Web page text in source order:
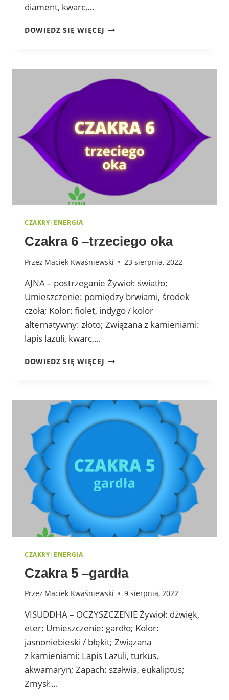
diament, kwarc,…
DOWIEDZ SIĘ WIĘCEJ CZAKRA
CZAKRY| ENERGIA
Czakra 6 –trzeciego oka
Przez Maciek Kwaśniewski 23 sierpnia, 2022
AJNA – postrzeganie Żywioł: światło;
Umieszczenie: pomiędzy brwiami, środek
czoła; Kolor: fiolet, indygo / kolor
alternatywny: złoto; Związana z kamieniami:
lapis lazuli, kwarc,…
DOWIEDZ SIĘ WIĘCEJ CZAKRA
OKA
CZAKRY| ENERGIA
Czakra 5 –gardła
Przez Maciek Kwaśniewski 9 sierpnia, 2022
VISUDDHA – OCZYSZCZENIE Żywioł: dźwięk,
eter; Umieszczenie: gardło; Kolor:
jasnoniebieski / błękit; Związana
z kamieniami: Lapis Lazuli, turkus,
akwamaryn; Zapach: szałwia, eukaliptus;
Zmysł:…